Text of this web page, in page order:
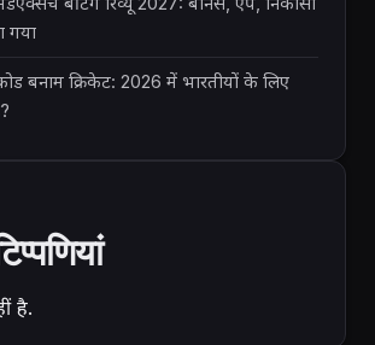
गया
बनाम क्रिकेट: 2026 में भारतीयों के लिए
है.